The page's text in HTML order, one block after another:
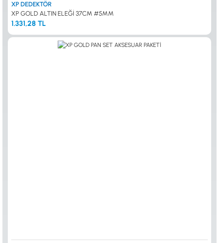
XP DEDEKTÖR
XP GOLD ALTIN ELEĞİ 37CM #5MM
1.331,28 TL